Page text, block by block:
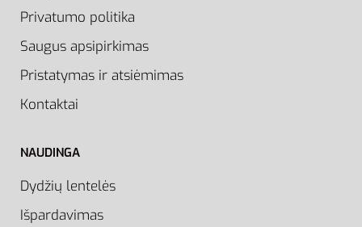
Privatumo politika
Saugus apsipirkimas
Pristatymas ir atsiėmimas
Kontaktai
NAUDINGA
Dydžių lentelės
Išpardavimas